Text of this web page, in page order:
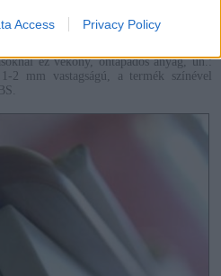
Access Privacy Policy
alkalmazott élzárás módja. Élzárásnak
ez vékony, öntapadós anyag, ún.:
2 mm vastagságú, a termék színével